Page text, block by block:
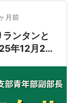
のは、スマ
月前
ンタンと
年12月20